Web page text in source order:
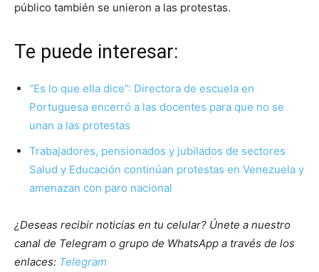
público también se unieron a las protestas.
Te puede interesar:
“Es lo que ella dice”: Directora de escuela en
Portuguesa encerró a las docentes para que no se
unan a las protestas
Trabajadores, pensionados y jubilados de sectores
Salud y Educación continúan protestas en Venezuela y
amenazan con paro nacional
¿Deseas recibir noticias en tu celular? Únete a nuestro
canal de Telegram o grupo de WhatsApp a través de los
enlaces: Telegram